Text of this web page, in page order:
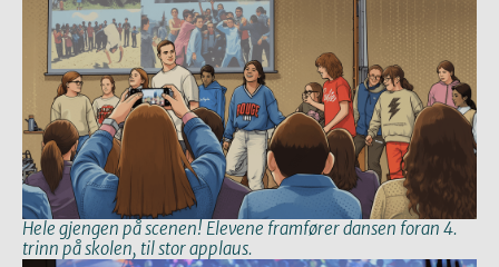
Hele gjengen på scenen! Elevene framfører dansen foran 4.
trinn på skolen, til stor applaus.